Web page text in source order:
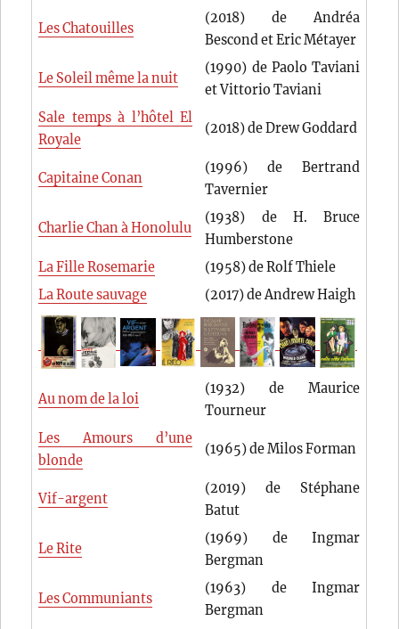
Les Chatouilles
(2018) de Andréa
Bescond et Eric Métayer
Le Soleil même la nuit
(1990) de Paolo Taviani
et Vittorio Taviani
Sale temps à l’hôtel El
Royale
(2018) de Drew Goddard
Capitaine Conan
(1996) de Bertrand
Tavernier
Charlie Chan à Honolulu
(1938) de H. Bruce
Humberstone
La Fille Rosemarie
(1958) de Rolf Thiele
La Route sauvage
(2017) de Andrew Haigh
Au nom de la loi
(1932) de Maurice
Tourneur
Les Amours d’une
blonde
(1965) de Milos Forman
Vif-argent
(2019) de Stéphane
Batut
Le Rite
(1969) de Ingmar
Bergman
Les Communiants
(1963) de Ingmar
Bergman